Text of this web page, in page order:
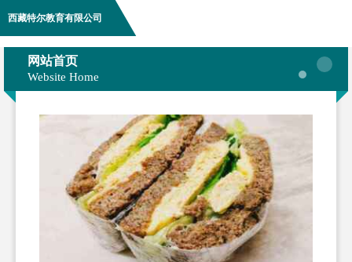
西藏特尔教育有限公司
网站首页
Website Home